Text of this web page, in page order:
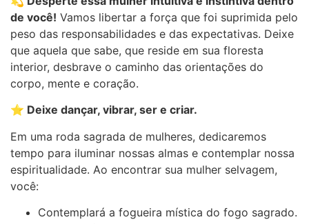
de você! Vamos libertar a força que foi suprimida pelo
peso das responsabilidades e das expectativas. Deixe
que aquela que sabe, que reside em sua floresta
interior, desbrave o caminho das orientações do
corpo, mente e coração.
⭐ Deixe dançar, vibrar, ser e criar.
Em uma roda sagrada de mulheres, dedicaremos
tempo para iluminar nossas almas e contemplar nossa
espiritualidade. Ao encontrar sua mulher selvagem,
você:
Contemplará a fogueira mística do fogo sagrado.